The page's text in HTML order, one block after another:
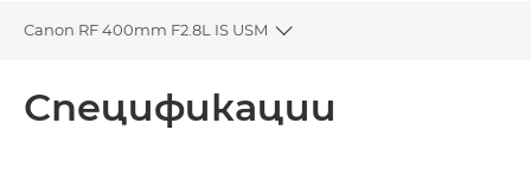
Canon RF 400mm F2.8L IS USM
Toggle breadcrumbs
Спецификации